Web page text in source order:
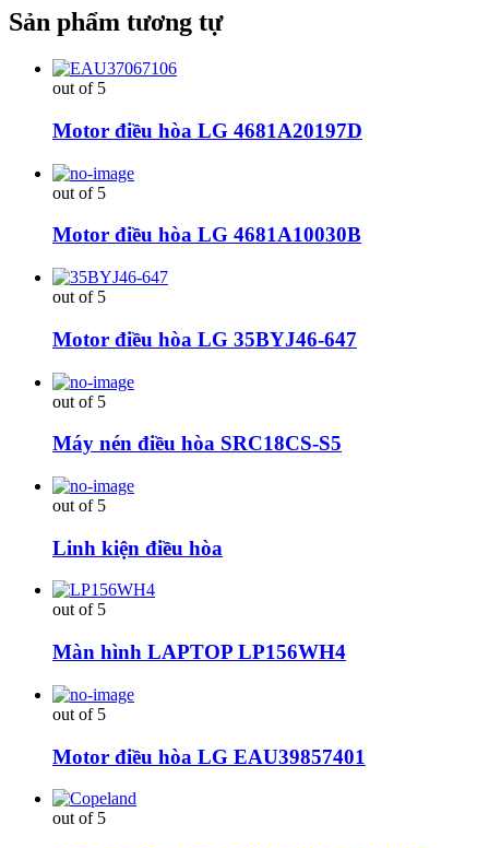
Sản phẩm tương tự
out of 5
Motor điều hòa LG 4681A20197D
out of 5
Motor điều hòa LG 4681A10030B
out of 5
Motor điều hòa LG 35BYJ46-647
out of 5
Máy nén điều hòa SRC18CS-S5
out of 5
Linh kiện điều hòa
out of 5
Màn hình LAPTOP LP156WH4
out of 5
Motor điều hòa LG EAU39857401
out of 5